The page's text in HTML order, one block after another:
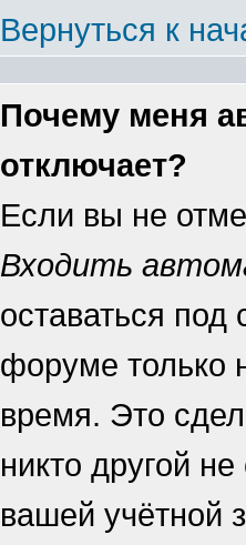
Вернуться к
Почему меня
отключает?
Если вы не
Входить
оставаться
форуме только
время. Это
никто другой
вашей учётной